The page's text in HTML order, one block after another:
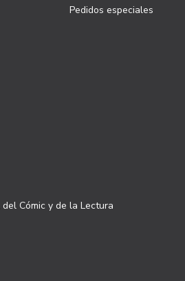
Pedidos especiales
Cómic y de la Lectura